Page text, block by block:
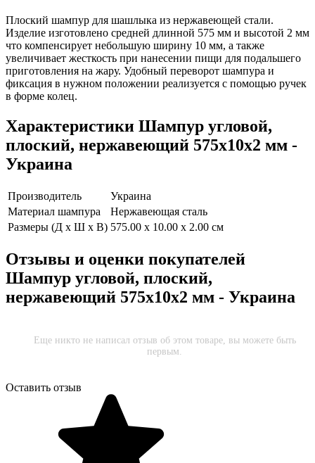
Плоский шампур для шашлыка из нержавеющей стали.
Изделие изготовлено средней длинной 575 мм и высотой 2 мм
что компенсирует небольшую ширину 10 мм, а также
увеличивает жесткость при нанесении пищи для подальшего
приготовления на жару. Удобный переворот шампура и
фиксация в нужном положении реализуется с помощью ручек
в форме колец.
Характеристики Шампур угловой,
плоский, нержавеющий 575x10x2 мм -
Украина
Производитель
Украина
Материал шампура
Нержавеющая сталь
Размеры (Д х Ш х В) 575.00 x 10.00 x 2.00 см
Отзывы и оценки покупателей
Шампур угловой, плоский,
нержавеющий 575x10x2 мм - Украина
Еще никто не написал отзыв об этом товаре, вы можете быть
первым.
Оставить отзыв